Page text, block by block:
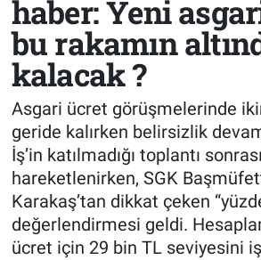
haber: Yeni
bu rakamın
kalacak ?
Asgari ücret görüşmelerinde
geride kalırken belirsizlik
İş’in katılmadığı toplantı
hareketlenirken, SGK
Karakaş’tan dikkat çeken
değerlendirmesi geldi.
ücret için 29 bin TL seviyesini
Sağlık
Spor
Teknoloji
Tv Medya
KÜLTÜR SANAT